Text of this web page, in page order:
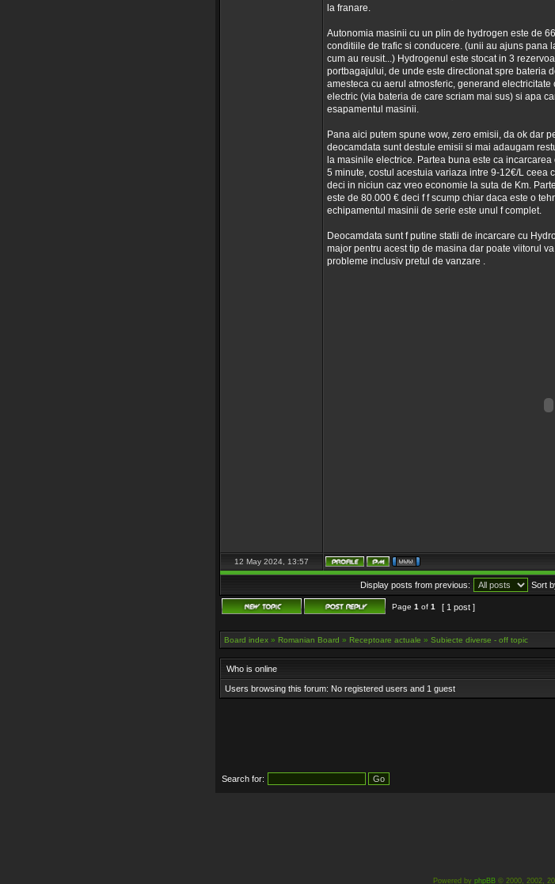
la franare.
Autonomia masinii cu un plin de hydrogen este de
conditiile de trafic si conducere. (unii au ajuns pana
cum au reusit...) Hydrogenul este stocat in 3
portbagajului, de unde este directionat spre bateria
amesteca cu aerul atmosferic, generand electricitate
electric (via bateria de care scriam mai sus) si apa
esapamentul masinii.
Pana aici putem spune wow, zero emisii, da ok dar
deocamdata sunt destule emisii si mai adaugam
la masinile electrice. Partea buna este ca
5 minute, costul acestuia variaza intre 9-12€/L ceea
deci in niciun caz vreo economie la suta de Km.
este de 80.000 € deci f f scump chiar daca este o
echipamentul masinii de serie este unul f complet.
Deocamdata sunt f putine statii de incarcare cu
major pentru acest tip de masina dar poate viitorul
probleme inclusiv pretul de vanzare .
12 May 2024, 13:57
Display posts from previous: Sort
Page 1 of 1 [ 1 post ]
Board index » Romanian Board » Receptoare actuale » Subiecte diverse - off topic
Who is online
Users browsing this forum: No registered users and 1 guest
Search for:
Powered by phpBB© 2000, 2002,